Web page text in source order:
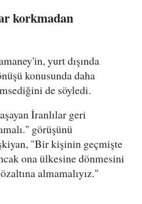
korkmadan
yurt dışında
konusunda daha
de söyledi.
İranlılar geri
görüşünü
"Bir kişinin geçmişte
ona ülkesine dönmesini
almamalıyız."